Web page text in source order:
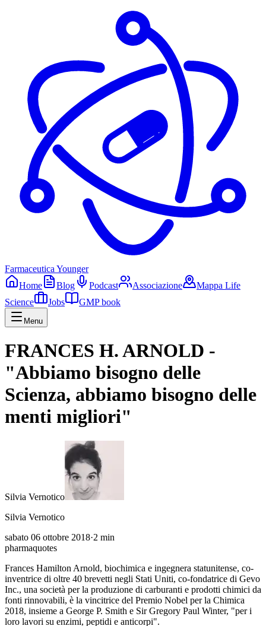
Farmaceutica Younger
Home
Blog Podcast Associazione
Mappa Life
Science
Jobs GMP book
Menu
FRANCES H. ARNOLD -
"Abbiamo bisogno delle
Scienza, abbiamo bisogno delle
menti migliori"
Silvia Vernotico
Silvia Vernotico
sabato 06 ottobre 2018·2 min
pharmaquotes
Frances Hamilton Arnold, biochimica e ingegnera statunitense, co-
inventrice di oltre 40 brevetti negli Stati Uniti, co-fondatrice di Gevo
Inc., una società per la produzione di carburanti e prodotti chimici da
fonti rinnovabili, è la vincitrice del Premio Nobel per la Chimica
2018, insieme a George P. Smith e Sir Gregory Paul Winter, "per i
loro lavori su enzimi, peptidi e anticorpi".